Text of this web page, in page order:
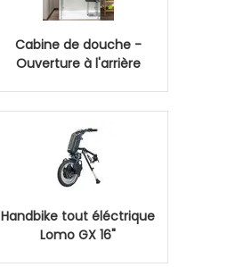
Cabine de douche -
Ouverture à l'arrière
Handbike tout éléctrique
Lomo GX 16"